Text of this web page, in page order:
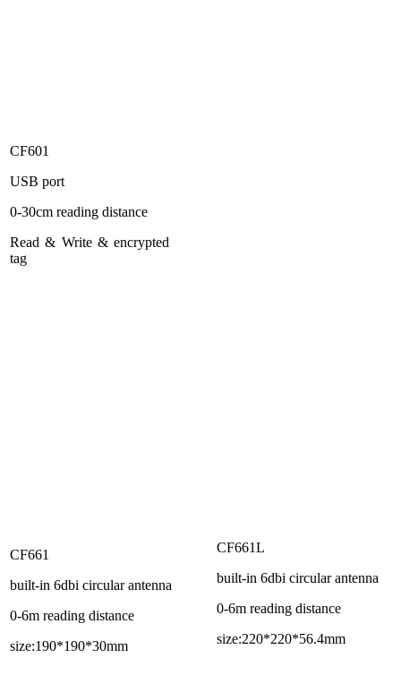
CF601
USB port
0-30cm reading distance
Read & Write & encrypted
tag
CF661
built-in 6dbi circular antenna
0-6m reading distance
size:190*190*30mm
CF661L
built-in 6dbi circular antenna
0-6m reading distance
size:220*220*56.4mm